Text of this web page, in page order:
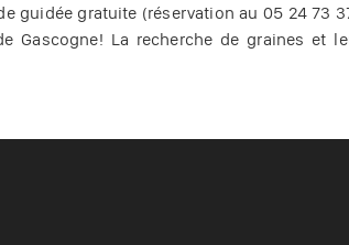
guidée gratuite (réservation au 05 24 73
Gascogne! La recherche de graines et